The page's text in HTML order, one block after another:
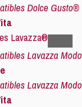
Dolce Gusto®
Lavazza®
Lavazza
Lavazza